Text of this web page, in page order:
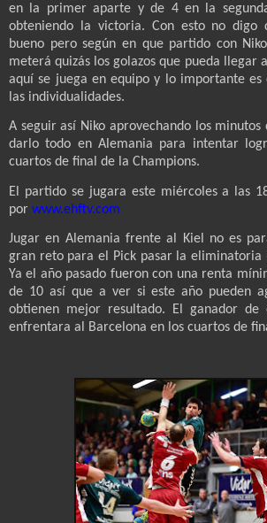
en la primer aparte y de 4 en la
obteniendo la victoria. Con esto no digo
bueno pero según en que partido con
meterá quizás los golazos que pueda llegar
aquí se juega en equipo y lo importante
las individualidades.
A seguir así Niko aprovechando los minutos
darlo todo en Alemania para intentar
cuartos de final de la Champions.
El partido se jugara este miércoles a las
por www.ehftv.com
Jugar en Alemania frente al Kiel no es
gran reto para el Pick pasar la eliminatoria
Ya el año pasado fueron con una renta
de 10 así que a ver si este año pueden
obtienen mejor resultado. El ganador de
enfrentara al Barcelona en los cuartos de